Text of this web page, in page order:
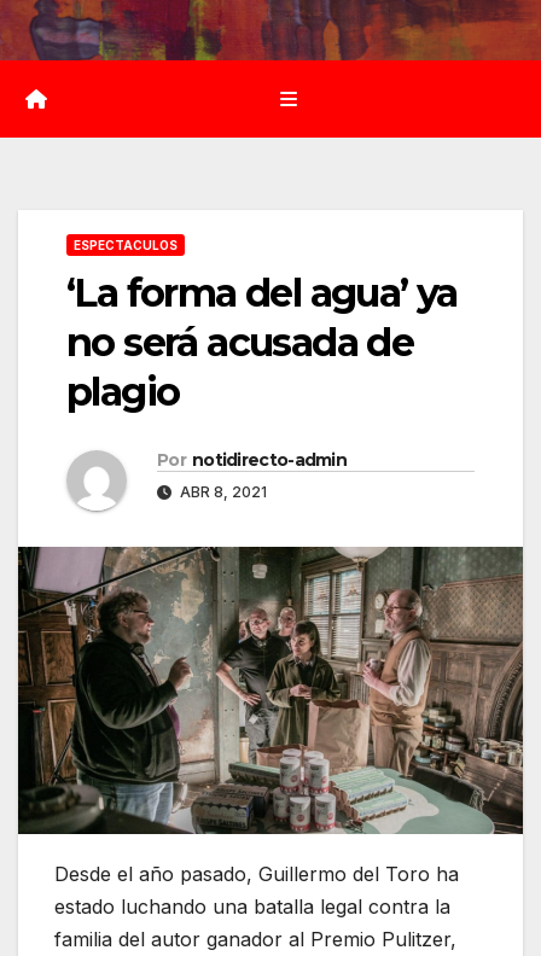
Saltar
al
contenido
ESPECTACULOS
‘La forma del agua’ ya
no será acusada de
plagio
Por notidirecto-admin
ABR 8, 2021
Desde el año pasado, Guillermo del Toro ha
estado luchando una batalla legal contra la
familia del autor ganador al Premio Pulitzer,